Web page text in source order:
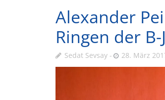
Alexander
Ringen der B-
Sedat Sevsay 28. März